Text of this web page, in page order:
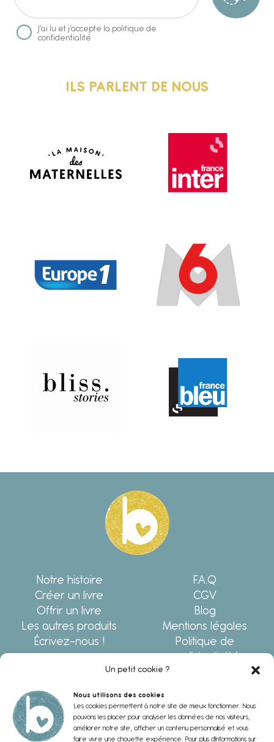
Un petit cookie ?
Nous utilisons des cookies
Les cookies permettent à notre site de mieux fonctionner. Nous
pouvons les placer pour analyser les données de nos visiteurs,
améliorer notre site, afficher un contenu personnalisé et vous
faire vivre une chouette expérience. Pour plus d'informations sur
J'ai lu et j'accepte la politique de
confidentialité
ILS PARLENT DE NOUS
Notre histoire
Créer un livre
Offrir un livre
Les autres produits
Écrivez-nous !
F.A.Q
CGV
Blog
Mentions légales
Politique de
NOUS SUIVRE